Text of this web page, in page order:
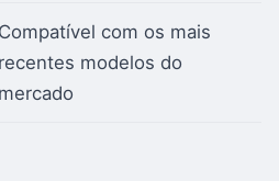
Compatível com os mais
recentes modelos do
mercado